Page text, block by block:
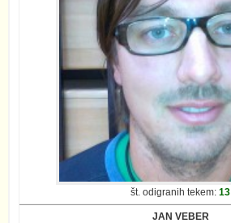
št. odigranih tekem:13
JAN VEBER